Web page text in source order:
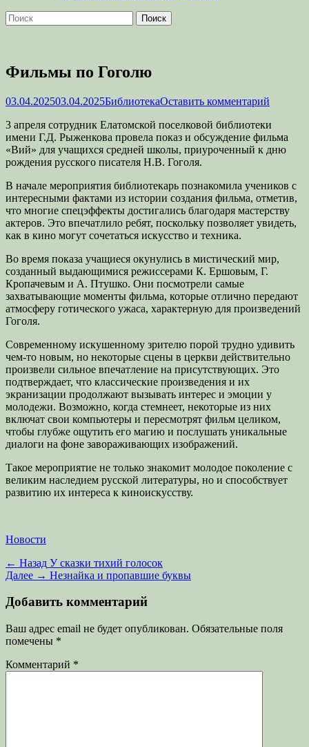
Поиск
Найти:
Фильмы по Гоголю
Опубликовано
03.04.202503.04.2025Автор
БиблиотекаОставить комментарий
3 апреля сотрудник Елатомской поселковой библиотеки
имени Г.Д. Рыженкова провела показ и обсуждение фильма
«Вий» для учащихся средней школы, приуроченный к дню
рождения русского писателя Н.В. Гоголя.
В начале мероприятия библиотекарь познакомила учеников с
интересными фактами из истории создания фильма, отметив,
что многие спецэффекты достигались благодаря мастерству
актеров. Это впечатлило ребят, поскольку позволяет увидеть,
как в кино могут сочетаться искусство и техника.
Во время показа учащиеся окунулись в мистический мир,
созданный выдающимися режиссерами К. Ершовым, Г.
Кропачевым и А. Птушко. Они посмотрели самые
захватывающие моменты фильма, которые отлично передают
атмосферу готического ужаса, характерную для произведений
Гоголя.
Современному искушенному зрителю порой трудно удивить
чем-то новым, но некоторые сцены в церкви действительно
произвели сильное впечатление на присутствующих. Это
подтверждает, что классические произведения и их
экранизации продолжают вызывать интерес и эмоции у
молодежи. Возможно, когда стемнеет, некоторые из них
включат свои компьютеры и пересмотрят фильм целиком,
чтобы глубже ощутить его магию и послушать уникальные
диалоги на фоне завораживающих изображений.
Такое мероприятие не только знакомит молодое поколение с
великим наследием русской литературы, но и способствует
развитию их интереса к киноискусству.
Категории
Новости
Навигация
по
записям
← Назад Предыдущая
запись:
У сказки тихий голосок
Далее → Следующая
Незнайка и пропавшие буквы
Добавить комментарий
Ваш адрес email не будет опубликован. Обязательные поля
помечены *
Комментарий *